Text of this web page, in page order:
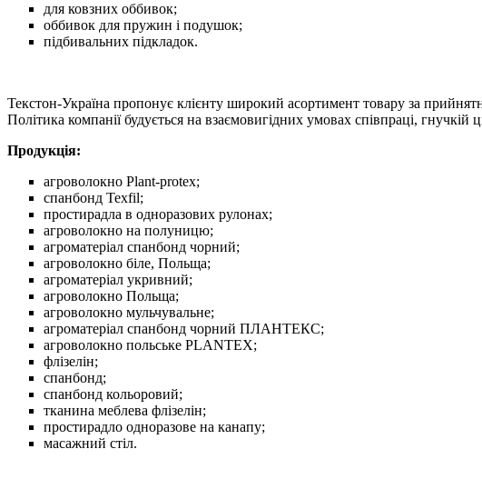
для ковзних оббивок;
оббивок для пружин і подушок;
підбивальних підкладок.
Текстон-Україна пропонує клієнту широкий асортимент товару за
Політика компанії будується на взаємовигідних умовах співпраці,
Продукція:
агроволокно Plant-protex;
спанбонд Texfil;
простирадла в одноразових рулонах;
агроволокно на полуницю;
агроматеріал спанбонд чорний;
агроволокно біле, Польща;
агроматеріал укривний;
агроволокно Польща;
агроволокно мульчувальне;
агроматеріал спанбонд чорний ПЛАНТЕКС;
агроволокно польське PLANTEX;
флізелін;
спанбонд;
спанбонд кольоровий;
тканина меблева флізелін;
простирадло одноразове на канапу;
масажний стіл.